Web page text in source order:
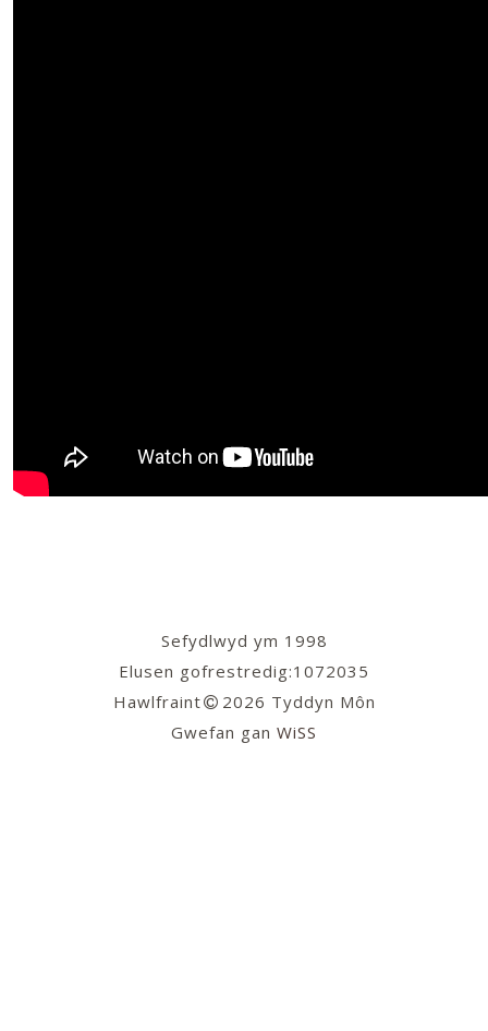
Sefydlwyd ym 1998
Elusen gofrestredig:1072035
Hawlfraint
2026 Tyddyn Môn
Gwefan ganWiSS